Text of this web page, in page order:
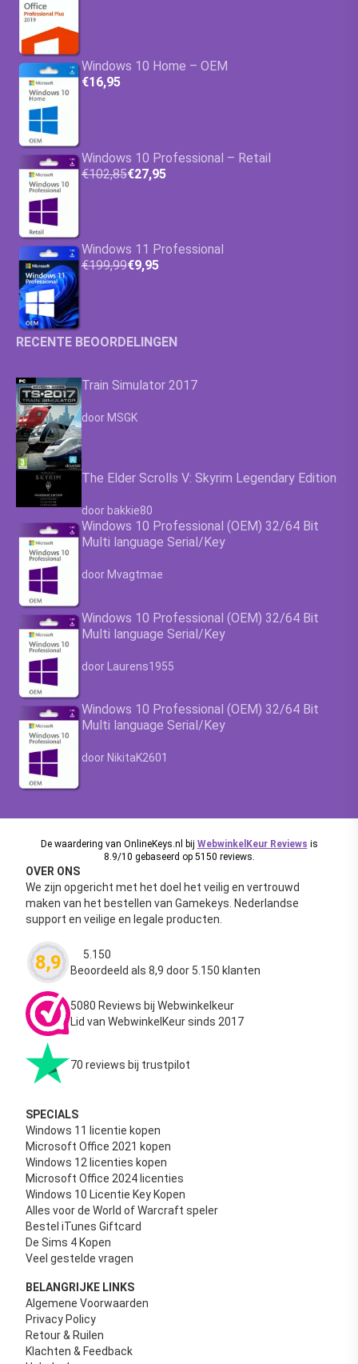
Windows 10 Home – OEM
€16,95
Windows 10 Professional – Retail
€102,85€27,95
Windows 11 Professional
€199,99€9,95
RECENTE BEOORDELINGEN
Train Simulator 2017
Waardering
door MSGK
The Elder Scrolls V: Skyrim Legendary Edition
Waardering4.63
door bakkie80
Windows 10 Professional (OEM) 32/64 Bit
Multi language Serial/Key
Waardering4.63
door Mvagtmae
Windows 10 Professional (OEM) 32/64 Bit
Multi language Serial/Key
Waardering4.63uit 5
door Laurens1955
Windows 10 Professional (OEM) 32/64 Bit
Multi language Serial/Key
Waardering4.63
door NikitaK2601
De waardering van OnlineKeys.nl bij WebwinkelKeur Reviews is
8.9/10 gebaseerd op 5150 reviews.
OVER ONS
We zijn opgericht met het doel het veilig en vertrouwd
maken van het bestellen van Gamekeys. Nederlandse
support en veilige en legale producten.
8,9 Waardering
5.150
Beoordeeld als 8,9 door 5.150 klanten
5080 Reviews bij Webwinkelkeur
Lid van WebwinkelKeur sinds 2017
70 reviews bij trustpilot
SPECIALS
Windows 11 licentie kopen
Microsoft Office 2021 kopen
Windows 12 licenties kopen
Microsoft Office 2024 licenties
Windows 10 Licentie Key Kopen
Alles voor de World of Warcraft speler
Bestel iTunes Giftcard
De Sims 4 Kopen
Veel gestelde vragen
BELANGRIJKE LINKS
Algemene Voorwaarden
Privacy Policy
Retour & Ruilen
Klachten & Feedback